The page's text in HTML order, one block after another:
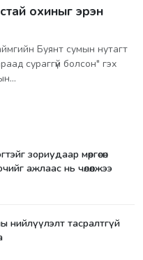
охиныг эрэн
Буянт сумын нутагт
сураггүй болсон" гэх
зориудаар мөргөсөн
ажлаас нь чөлөөлжээ
тасралтгүй